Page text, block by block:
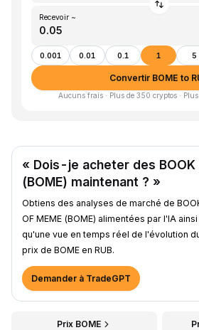
Recevoir ~
0.001 0.01 0.1 1 5
Convertir BOME to
Aucuns frais · Plus de 350 cryptos ·
« Dois-je acheter des BOOK
(BOME) maintenant ? »
Obtiens des analyses de marché de
OF MEME (BOME) alimentées par l'IA ainsi
qu'une vue en temps réel de l'évolution
prix de BOME en RUB.
Demander à TradeGPT
Prix BOME